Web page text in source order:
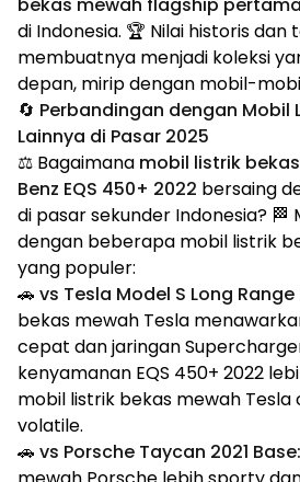
di Indonesia. 🏆 Nilai historis dan
membuatnya menjadi koleksi
depan, mirip dengan mobil-
🔄 Perbandingan dengan Mobil
Lainnya di Pasar 2025
⚖️ Bagaimana mobil listrik
Benz EQS 450+ 2022 bersaing
di pasar sekunder Indonesia?
dengan beberapa mobil listrik
yang populer:
🚗 vs Tesla Model S Long Range
bekas mewah Tesla
cepat dan jaringan
kenyamanan EQS 450+ 2022
mobil listrik bekas mewah Tesla
volatile.
🚗 vs Porsche Taycan 2021 Base: